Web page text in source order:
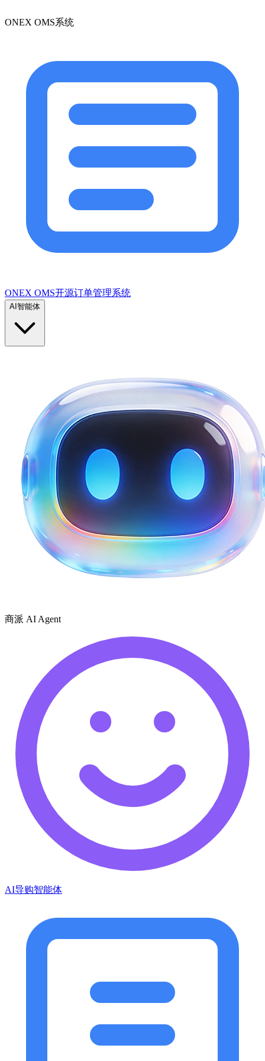
ONEX OMS系统
ONEX OMS开源订单管理系统
AI智能体
商派 AI Agent
AI导购智能体